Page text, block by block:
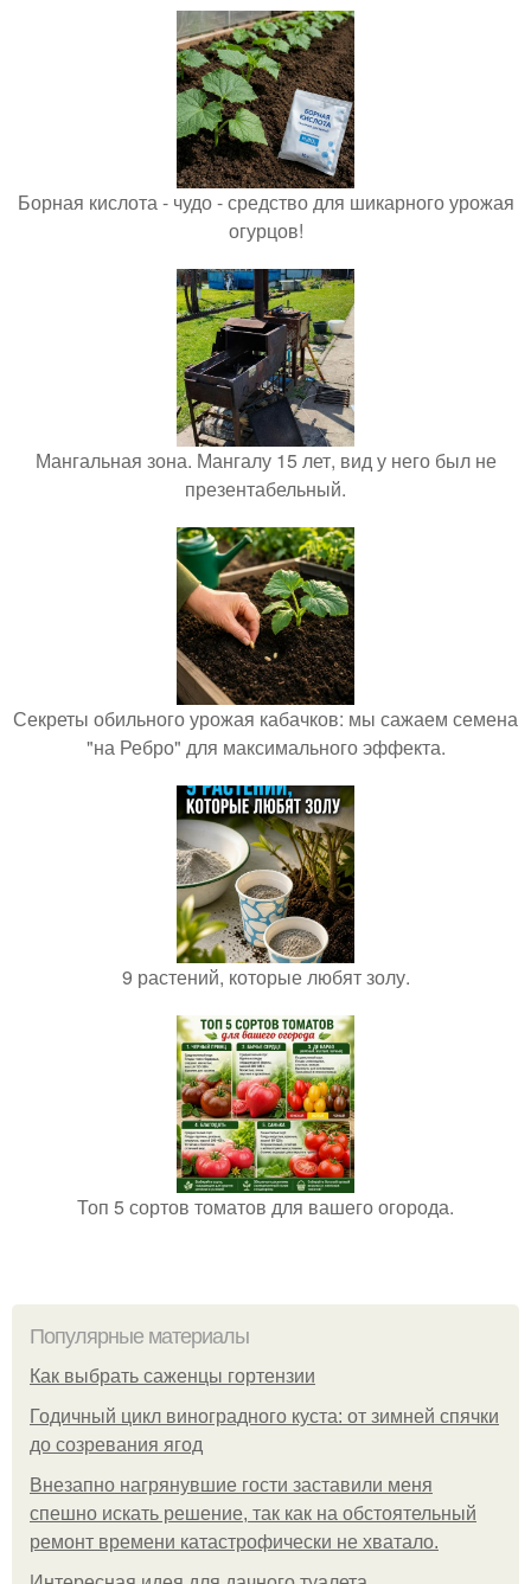
Борная кислота - чудо - средство для шикарного урожая
огурцов!
Мангальная зона. Мангалу 15 лет, вид у него был не
презентабельный.
Секреты обильного урожая кабачков: мы сажаем семена
"на Ребро" для максимального эффекта.
9 растений, которые любят золу.
Топ 5 сортов томатов для вашего огорода.
Популярные материалы
Как выбрать саженцы гортензии
Годичный цикл виноградного куста: от зимней спячки
до созревания ягод
Внезапно нагрянувшие гости заставили меня
спешно искать решение, так как на обстоятельный
ремонт времени катастрофически не хватало.